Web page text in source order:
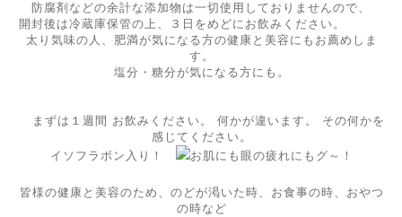
防腐剤などの余計な添加物は一切使用しておりませんので、
開封後は冷蔵庫保管の上、３日をめどにお飲みください。
太り気味の人、肥満が気になる方の健康と美容にもお薦めしま
す。
塩分・糖分が気になる方にも。
まずは１週間 お飲みください。 何かが違います。 その何かを
感じてください。
イソフラボン入り！
お肌にも眼の疲れにもグ～！
皆様の健康と美容のため、のどが渇いた時、お食事の時、おやつ
の時など